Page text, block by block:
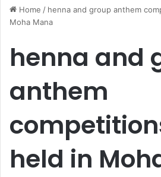
Home / henna and group anthem
Moha Mana
henna and
anthem
held in